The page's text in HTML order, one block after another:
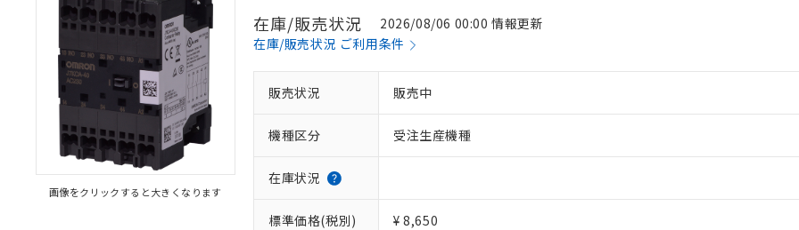
画像をクリックすると大きくなります
在庫/販売状況
2026/08/06 00:00 情報更新
在庫/販売状況 ご利用条件
販売状況 販売中
機種区分 受注生産機種
在庫状況
標準価格(税別) ¥ 8,650